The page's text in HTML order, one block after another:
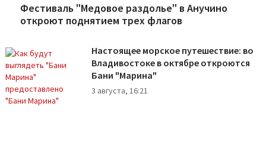
Фестиваль "Медовое раздолье" в Анучино
откроют поднятием трех флагов
Настоящее морское путешествие: во
Владивостоке в октябре откроются
Бани "Марина"
3 августа, 16:21